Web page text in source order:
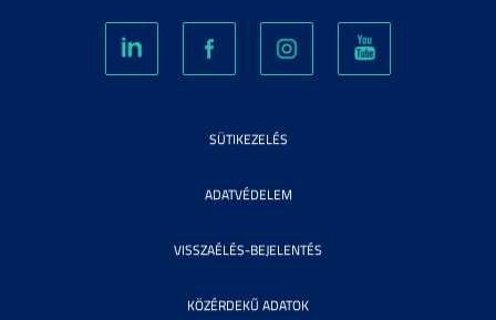
SÜTIKEZELÉS
ADATVÉDELEM
VISSZAÉLÉS-BEJELENTÉS
KÖZÉRDEKŰ ADATOK